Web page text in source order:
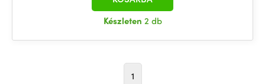
Készleten 2 db
1